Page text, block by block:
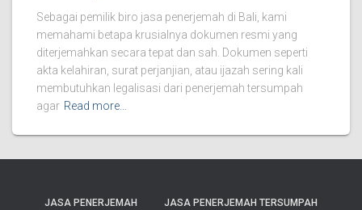
Sebagai pemilik biro jasa penerjemah di Bali, kami
memahami betapa krusialnya dokumen resmi yang
diterjemahkan secara tepat dan sah. Dokumen seperti
akta kelahiran, surat perjanjian, atau ijazah sering kali
membutuhkan legalisasi dari penerjemah tersumpah
agar Read more…
JASA PENERJEMAH JASA PENERJEMAH TERSUMPAH